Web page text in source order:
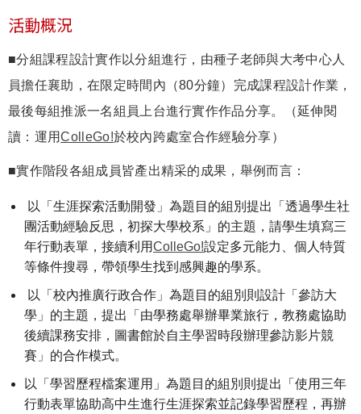
活動概況
■分組課程設計實作以分組進行，由種子老師與大考中心人
員擔任襄助，在限定時間內（80分鐘）完成課程設計作業，
最後每組推派一名組員上台進行實作作品分享。（延伸閱
讀：運用ColleGo!於校內跨處室合作經驗分享）
■實作階段各組成員皆產出精采的成果，舉例而言：
以「生涯探索活動開發」為題目的組別提出「透過學生社
團活動經驗反思，初探大學校系」的主題，請學生填寫三
年行動表單，接續利用ColleGo!設定多元能力、個人特質
等條件搜尋，帶領學生找到感興趣的學系。
以「校內推廣行政合作」為題目的組別則設計「參訪大
學」的主題，提出「由學務處舉辦畢業旅行，教務處協助
後續課務安排，圖書館於自主學習時段辦理參訪影片競
賽」的合作模式。
以「學習歷程檔案運用」為題目的組別則提出「使用三年
行動表單協助高中生進行生涯探索並記錄學習歷程，再辦